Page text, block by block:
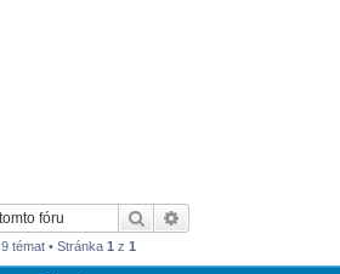
Hledat
9 témat • Stránka 1 z 1